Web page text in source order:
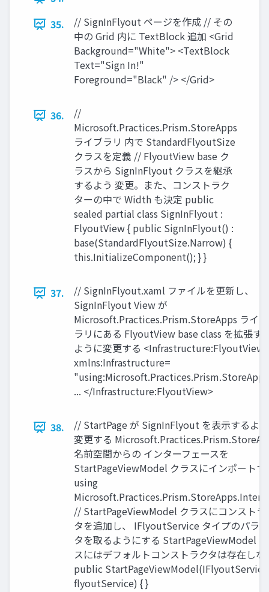
35.
// SignInFlyout ページを作成 // その
中の Grid 内に TextBlock 追加 <Grid
Background="White"> <TextBlock
Text="Sign In!"
Foreground="Black" /> </Grid>
36.
//
Microsoft.Practices.Prism.StoreApps
ライブラリ 内で StandardFlyoutSize
クラスを定義 // FlyoutView base ク
ラスから SignInFlyout クラスを継承
するよう 変更。また、コンストラク
ターの中で Width も決定 public
sealed partial class SignInFlyout :
FlyoutView { public SignInFlyout() :
base(StandardFlyoutSize.Narrow) {
this.InitializeComponent(); } }
37.
// SignInFlyout.xaml ファイルを更新し、
SignInFlyout View が
Microsoft.Practices.Prism.StoreApps ライブ
ラリにある FlyoutView base class を拡張す
ように変更する <Infrastructure:FlyoutView
xmlns:Infrastructure=
... </Infrastructure:FlyoutView>
38.
// StartPage が SignInFlyout を表示するよ
変更する
名前空間からの インターフェースを
StartPageViewModel クラスにインポートす
using
// StartPageViewModel クラスにコンストラ
タを追加し、 IFlyoutService タイプのパラ
タを取るようにする StartPageViewModel
スにはデフォルトコンストラクタは存在しな
public StartPageViewModel(IFlyoutService
flyoutService) { }